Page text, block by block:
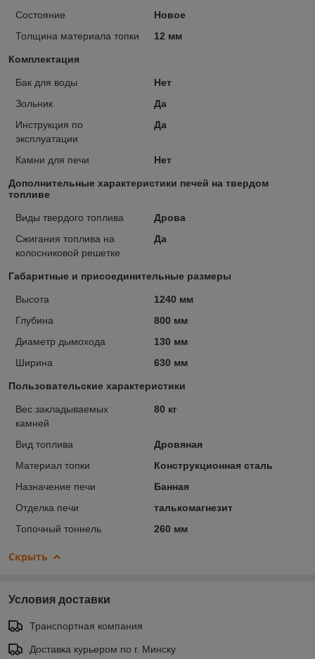
Состояние
Новое
Толщина материала топки
12 мм
Комплектация
Бак для воды
Нет
Зольник
Да
Инструкция по
эксплуатации
Да
Камни для печи Нет
Дополнительные характеристики печей на твердом
топливе
Виды твердого топлива
Дрова
Сжигания топлива на
колосниковой решетке
Да
Габаритные и присоединительные размеры
Высота
1240 мм
Глубина
800 мм
Диаметр дымохода
130 мм
Ширина
630 мм
Пользовательские характеристики
Вес закладываемых
камней
80 кг
Вид топлива
Дровяная
Материал топки
Конструкционная сталь
Назначение печи
Банная
Отделка печи
талькомагнезит
Топочный тоннель
260 мм
Скрыть
Условия доставки
Транспортная компания
Доставка курьером по г. Минску